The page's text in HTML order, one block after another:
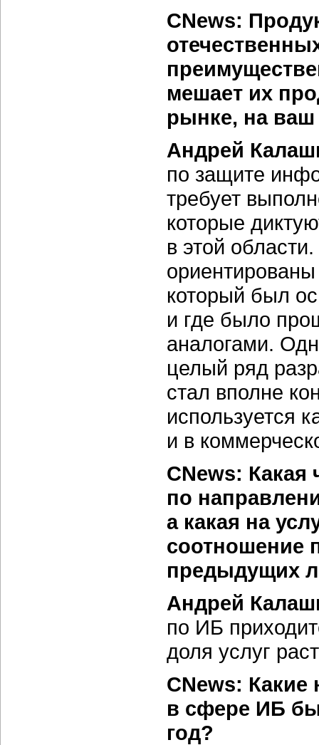
CNews:
мешает их
рынке, на ваш
Андрей
по защите
требует
которые
в этой
который был
и где было
аналогами.
целый ряд
стал вполне
используется
и в
CNews:
по
а какая на
соотношение
предыдущих
Андрей
по ИБ
доля услуг
CNews:
в сфере ИБ
год?